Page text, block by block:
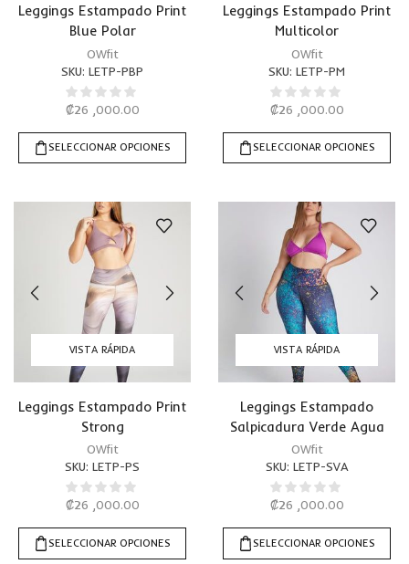
Leggings Estampado Print
Blue Polar
OWfit
SKU: LETP-PBP
₡26 ,000.00
SELECCIONAR OPCIONES
Leggings Estampado Print
Multicolor
OWfit
SKU: LETP-PM
₡26 ,000.00
SELECCIONAR OPCIONES
VISTA RÁPIDA
Leggings Estampado Print
Strong
OWfit
SKU: LETP-PS
₡26 ,000.00
SELECCIONAR OPCIONES
VISTA RÁPIDA
Leggings Estampado
Salpicadura Verde Agua
OWfit
SKU: LETP-SVA
₡26 ,000.00
SELECCIONAR OPCIONES